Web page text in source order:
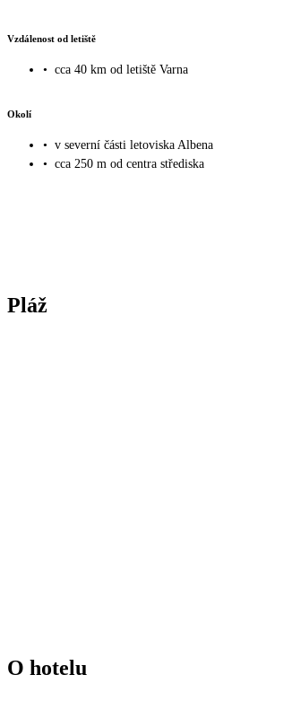
Vzdálenost od letiště
• cca 40 km od letiště Varna
Okolí
• v severní části letoviska Albena
• cca 250 m od centra střediska
Pláž
O hotelu